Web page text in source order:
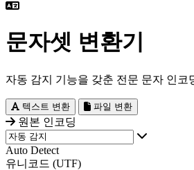
문자셋 변환기
자동 감지 기능을 갖춘 전문 문자 인코
텍스트 변환 파일 변환
원본 인코딩
Auto Detect
유니코드 (UTF)